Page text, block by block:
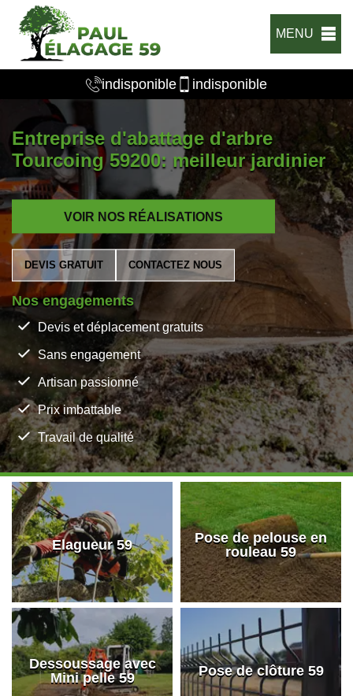
MENU
indisponible indisponible
Entreprise d'abattage d'arbre
Tourcoing 59200: meilleur jardinier
VOIR NOS RÉALISATIONS
DEVIS GRATUIT CONTACTEZ NOUS
Nos engagements
Devis et déplacement gratuits
Sans engagement
Artisan passionné
Prix imbattable
Travail de qualité
Elagueur 59
Pose de pelouse en
rouleau 59
Dessoussage avec
Mini pelle 59
Pose de clôture 59